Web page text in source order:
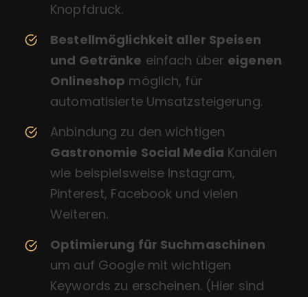
Knopfdruck.
Bestellmöglichkeit aller Speisen
und Getränke einfach über eigenen
Onlineshop möglich, für
automatisierte Umsatzsteigerung.
Anbindung zu den wichtigen
Gastronomie Social Media Kanälen
wie beispielsweise Instagram,
Pinterest, Facebook und vielen
Weiteren.
Optimierung für Suchmaschinen
um auf Google mit wichtigen
Keywords zu erscheinen. (Hier sind